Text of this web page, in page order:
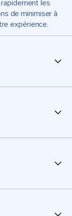
les
de minimiser à
expérience.